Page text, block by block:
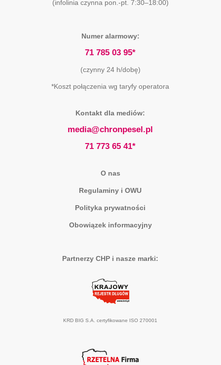
(infolinia czynna pon.-pt. 7:30–18:00)
Numer alarmowy:
71 785 03 95*
(czynny 24 h/dobę)
*Koszt połączenia wg taryfy operatora
Kontakt dla mediów:
media@chronpesel.pl
71 773 65 41*
O nas
Regulaminy i OWU
Polityka prywatności
Obowiązek informacyjny
Partnerzy CHP i nasze marki:
KRD BIG S.A. certyfikowane ISO 270001